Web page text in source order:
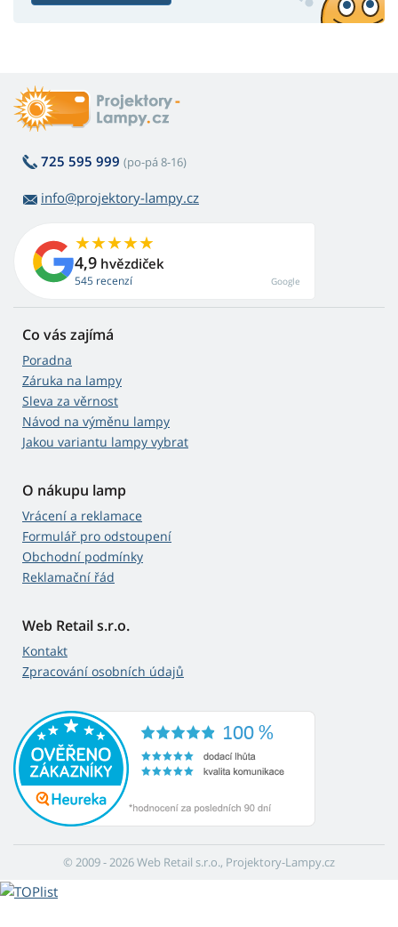
725 595 999 (po-pá 8-16)
info@projektory-lampy.cz
4,9 hvězdiček
545 recenzí Google
Co vás zajímá
Poradna
Záruka na lampy
Sleva za věrnost
Návod na výměnu lampy
Jakou variantu lampy vybrat
O nákupu lamp
Vrácení a reklamace
Formulář pro odstoupení
Obchodní podmínky
Reklamační řád
Web Retail s.r.o.
Kontakt
Zpracování osobních údajů
© 2009 - 2026 Web Retail s.r.o., Projektory-Lampy.cz